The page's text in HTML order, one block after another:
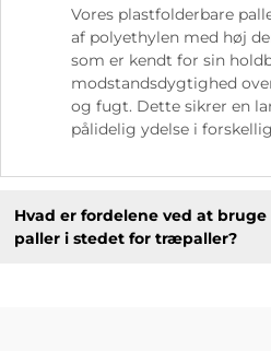
Vores plastfolderbare
af polyethylen med høj
som er kendt for sin
modstandsdygtighed
og fugt. Dette sikrer en
pålidelig ydelse i
Hvad er fordelene ved at
paller i stedet for træpaller?